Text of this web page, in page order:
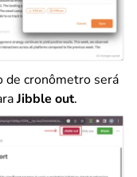
de cronômetro será
Jibble out.